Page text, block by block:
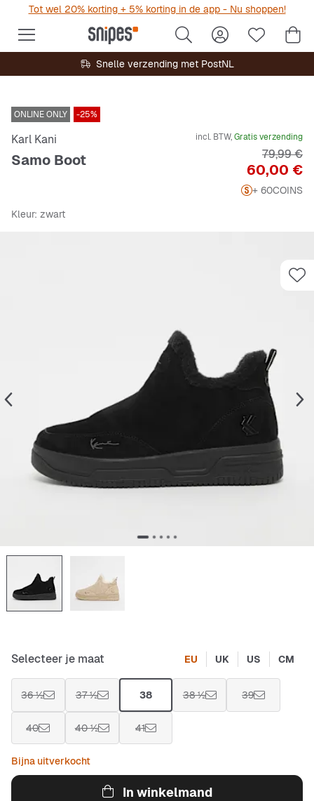
Tot wel 20% korting + 5% korting in de app - Nu shoppen!
Snelle verzending met PostNL
ONLINE ONLY -25%
Karl Kani
Samo Boot
incl. BTW,Gratis verzending
Prijs
60,00 €
Originele
79,99 €
+ 60COINS
Kleur: zwart
Selecteer je maat EU UK US CM
36 ½ 37 ½ 38 38 ½ 39
40 40 ½ 41
Bijna uitverkocht
In winkelmand